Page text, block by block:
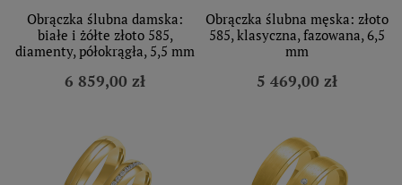
Obrączka ślubna damska:
białe i żółte złoto 585,
diamenty, półokrągła, 5,5 mm
6 859,00 zł
Obrączka ślubna męska: złoto
585, klasyczna, fazowana, 6,5
mm
5 469,00 zł